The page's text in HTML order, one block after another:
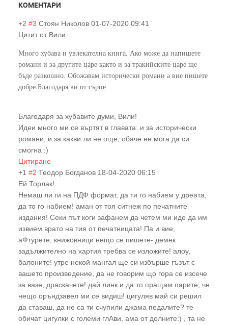
КОМЕНТАРИ
+2 #3 Стоян Николов 01-07-2020 09:41
Цитит от Вили:
Много хубава и увлекателна книга. Ако може да напишете
романи и за другите царе както и за тракийските царе ще
бъде разкошно. Обожавам исторически романи а вие пишете
добре.Благодаря ви от сърце
Благодаря за хубавите думи, Вили!
Идеи много ми се въртят в главата: и за исторически
романи, и за какви ли не още, обаче не мога да си
смогна :)
Цитиране
+1 #2 Теодор Богданов 18-04-2020 06:15
Ей Торлак!
Немаш ли ги на ПДФ формат, да ти го набием у дреата,
да то го набием! аман от тоя ситнеж по печатните
издания! Секи път коги зафанем да четем ми иде да им
извием врато на тия от печатницата! Па и вие,
аФтурете, книжовници нещо се пишете- демек
задължително на хартия требва се изложите! алоу,
балоните! утре некой мангал ще си избърше гъзът с
вашето произведение, да не говорим що гора се изсече
за вазе, драскачете! дай линк и да то пращам парите, че
нещо оръндзавел ми се видиш! цигуляв май си решил
да ставаш, да не са ти счупили джама педалите? те
обичат цигулки с големи глАви, ама от долните:) , та не